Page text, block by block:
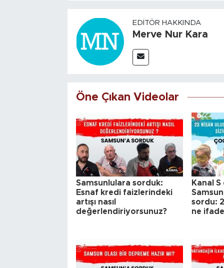
EDITÖR HAKKINDA
Merve Nur Kara
Öne Çıkan Videolar
Samsunlulara sorduk:
Esnaf kredi faizlerindeki
artışı nasıl
değerlendiriyorsunuz?
Kanal
sordu:
ne